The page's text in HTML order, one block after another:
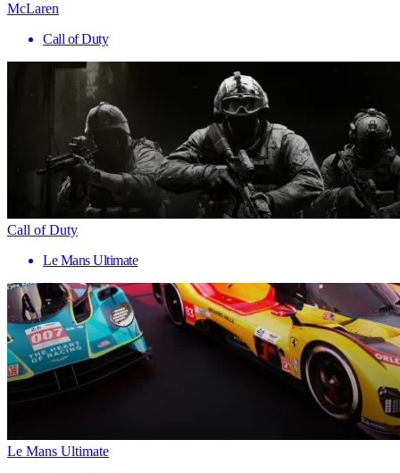
McLaren
Call of Duty
Call of Duty
Le Mans Ultimate
Le Mans Ultimate